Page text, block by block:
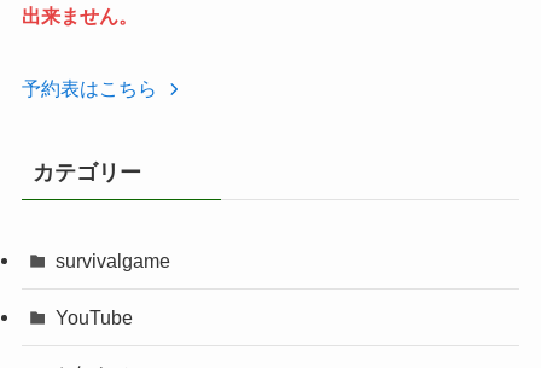
出来ません。
予約表はこちら
カテゴリー
survivalgame
YouTube